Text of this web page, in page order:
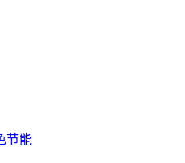
节能